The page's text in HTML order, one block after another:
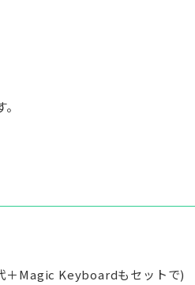
Magic Keyboardもセットで)